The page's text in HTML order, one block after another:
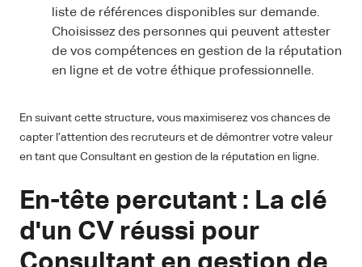
liste de références disponibles sur demande.
Choisissez des personnes qui peuvent attester
de vos compétences en gestion de la réputation
en ligne et de votre éthique professionnelle.
En suivant cette structure, vous maximiserez vos chances de
capter l’attention des recruteurs et de démontrer votre valeur
en tant que Consultant en gestion de la réputation en ligne.
En-tête percutant : La clé
d'un CV réussi pour